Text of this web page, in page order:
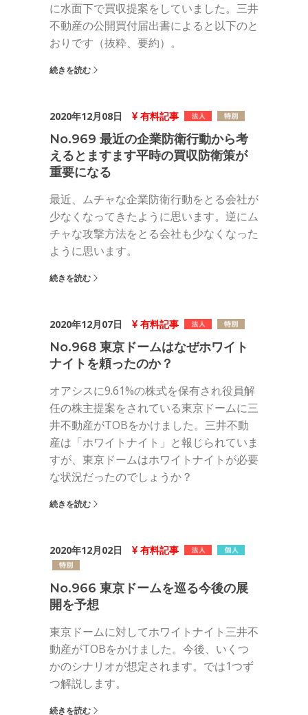
に水面下で買収提案をしていました。三井
不動産の公開買付届出書によると以下のと
おりです（抜粋、要約）。
続きを読む
2020年12月08日 有料記事
No.969 最近の企業防衛行動から考
えるとますます平時の買収防衛策が
重要になる
最近、ムチャな企業防衛行動をとる会社が
少なくなってきたように思います。逆にム
チャな攻撃方法をとる会社も少なくなった
ように思います。
続きを読む
2020年12月07日 有料記事
No.968 東京ドームはなぜホワイト
ナイトを頼ったのか？
オアシスに9.61%の株式を保有され役員解
任の株主提案をされている東京ドームに三
井不動産がTOBをかけました。三井不動
産は「ホワイトナイト」と報じられていま
すが、東京ドームはホワイトナイトが必要
な状況だったのでしょうか？
続きを読む
2020年12月02日 有料記事
No.966 東京ドームを巡る今後の展
開を予想
東京ドームに対してホワイトナイト三井不
動産がTOBをかけました。今後、いくつ
かのシナリオが想定されます。では1つず
つ解説します。
続きを読む